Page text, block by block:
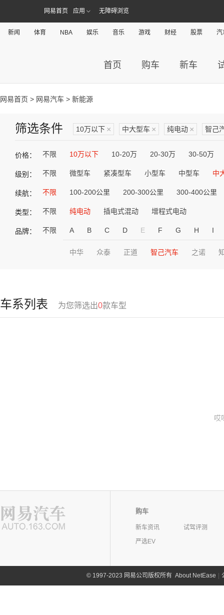
网易首页 应用 无障碍浏览
新闻 体育 NBA 娱乐 音乐 游戏 财经 股票 汽
首页 购车 新车
网易首页 > 网易汽车 > 新能源
筛选条件 10万以下 × 中大型车 × 纯电动 × 智己
价格： 不限 10万以下 10-20万 20-30万 30-50万
级别： 不限 微型车 紧凑型车 小型车 中型车 中
续航： 不限 100-200公里 200-300公里 300-400公里
类型： 不限 纯电动 插电式混动 增程式电动
品牌： 不限 A B C D E F G H I
中华 众泰 正道 智己汽车 之诺
车系列表 为您筛选出0款车型
哎
购车
新车资讯
试驾评测
严选EV
©1997-2023 网易公司版权所有 About NetEase